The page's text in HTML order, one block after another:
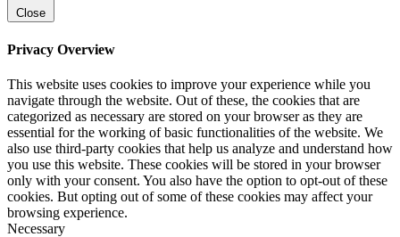
Close
Privacy Overview
This website uses cookies to improve your experience while you
navigate through the website. Out of these, the cookies that are
categorized as necessary are stored on your browser as they are
essential for the working of basic functionalities of the website. We
also use third-party cookies that help us analyze and understand how
you use this website. These cookies will be stored in your browser
only with your consent. You also have the option to opt-out of these
cookies. But opting out of some of these cookies may affect your
browsing experience.
Necessary